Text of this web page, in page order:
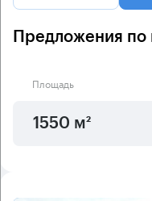
Предложения по
Площадь
1550 м²